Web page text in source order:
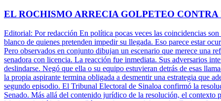
EL ROCHISMO ARRECIA GOLPETEO
Editorial: Por redacción En política pocas veces las coincidencias
blanco de quienes pretenden impedir su llegada. Eso parece estar
Pero observados en conjunto dibujan un escenario que merece una
senadora con licencia. La reacción fue inmediata. Sus adversarios
deslindarse. Negó que ella o su equipo estuvieran detrás de esas
la propia aspirante termina obligada a desmentir una estrategia que
segundo episodio. El Tribunal Electoral de Sinaloa confirmó la
Senado. Más allá del contenido jurídico de la resolución, el